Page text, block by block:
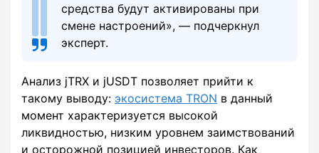
средства будут активированы при
смене настроений», — подчеркнул
эксперт.
Анализ jTRX и jUSDT позволяет прийти к
такому выводу: экосистема TRON в данный
момент характеризуется высокой
ликвидностью, низким уровнем заимствований
и осторожной позицией инвесторов. Как